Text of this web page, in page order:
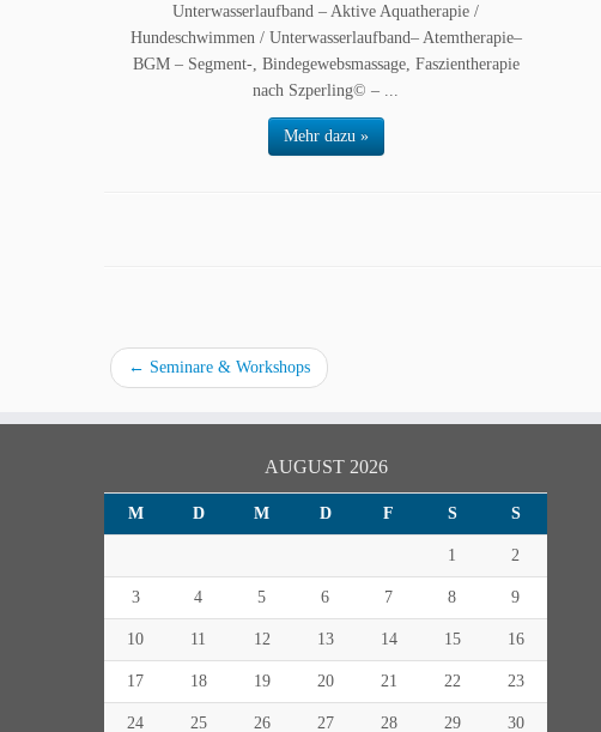
Unterwasserlaufband – Aktive Aquatherapie /
Hundeschwimmen / Unterwasserlaufband– Atemtherapie–
BGM – Segment-, Bindegewebsmassage, Faszientherapie
nach Szperling© – ...
Mehr dazu »
← Seminare & Workshops
AUGUST 2026
M D M D F S S
1 2
3 4 5 6 7 8 9
10 11 12 13 14 15 16
17 18 19 20 21 22 23
24 25 26 27 28 29 30